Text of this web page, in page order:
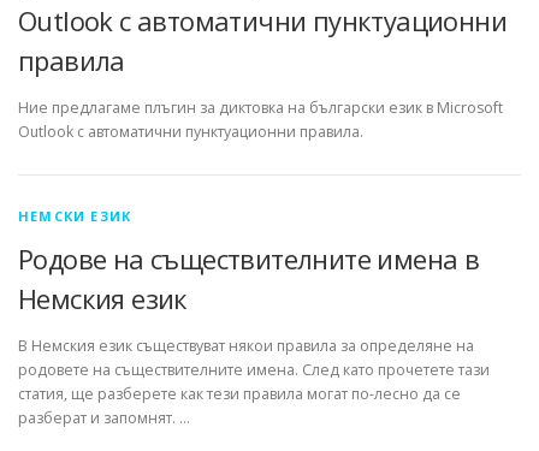
Outlook с автоматични пунктуационни
правила
Ние предлагаме плъгин за диктовка на български език в Microsoft
Outlook с автоматични пунктуационни правила.
НЕМСКИ ЕЗИК
Родове на съществителните имена в
Немския език
В Немския език съществуват някои правила за определяне на
родовете на съществителните имена. След като прочетете тази
статия, ще разберете как тези правила могат по-лесно да се
разберат и запомнят. …